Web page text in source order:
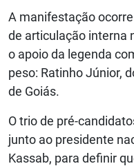
A manifestação
de articulação interna
o apoio da legenda
peso: Ratinho Júnior,
de Goiás.
O trio de pré-
junto ao presidente
Kassab, para definir